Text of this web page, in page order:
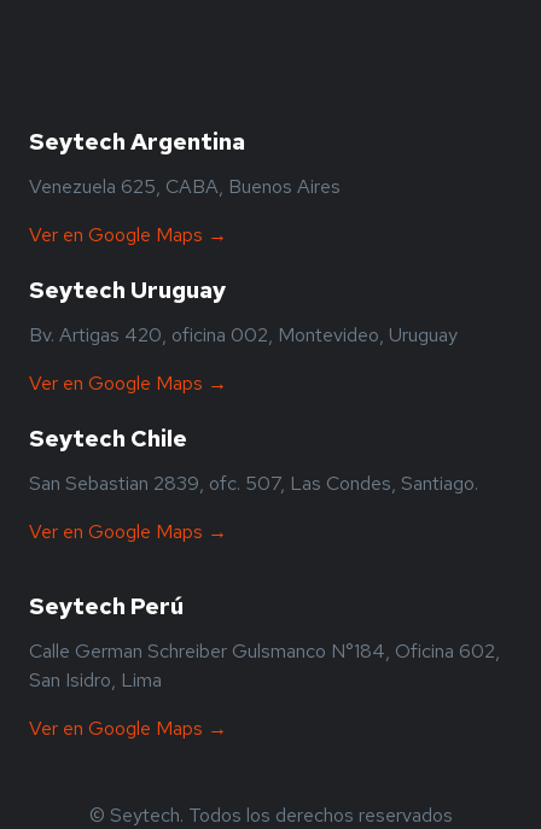
Seytech Argentina
Venezuela 625, CABA, Buenos Aires
Ver en Google Maps →
Seytech Uruguay
Bv. Artigas 420, oficina 002, Montevideo, Uruguay
Ver en Google Maps →
Seytech Chile
San Sebastian 2839, ofc. 507, Las Condes, Santiago.
Ver en Google Maps →
Seytech Perú
Calle German Schreiber Gulsmanco N°184, Oficina 602,
San Isidro, Lima
Ver en Google Maps →
© Seytech. Todos los derechos reservados